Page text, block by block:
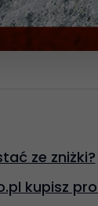
ze zniżki?
kupisz